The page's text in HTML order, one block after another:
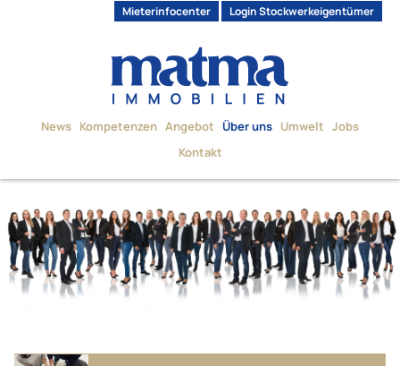
Mieterinfocenter Login Stockwerkeigentümer
News Kompetenzen Angebot Über uns Umwelt Jobs
Kontakt